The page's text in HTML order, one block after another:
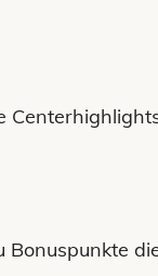
Bonuspunkte